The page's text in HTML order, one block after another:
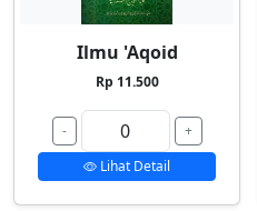
Ilmu 'Aqoid
Rp 11.500
-
+
Lihat Detail